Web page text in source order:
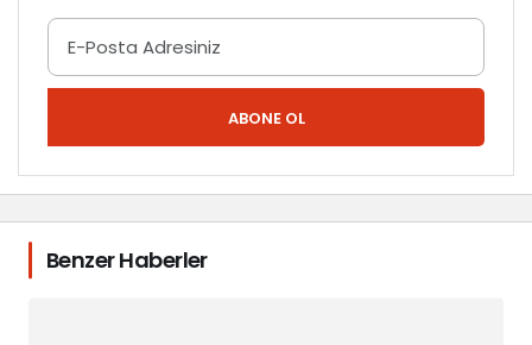
ABONE OL
Benzer Haberler